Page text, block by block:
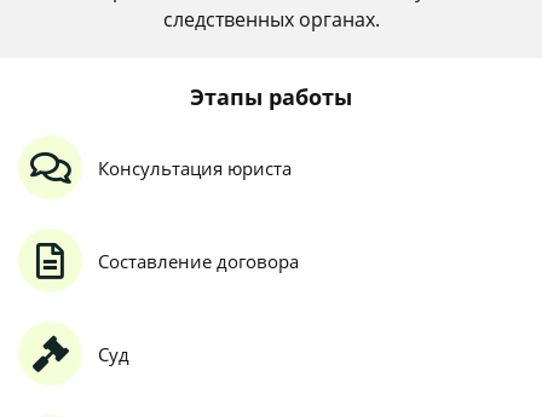
следственных органах.
Этапы работы
Консультация юриста
Составление договора
Суд